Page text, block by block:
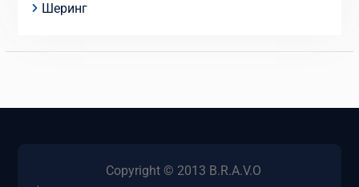
Шеринг
Copyright © 2013 B.R.A.V.O